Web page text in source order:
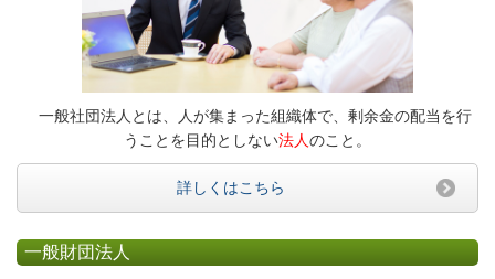
一般社団法人とは、人が集まった組織体で、剰余金の配当を行
うことを目的としない法人のこと。
詳しくはこちら
一般財団法人